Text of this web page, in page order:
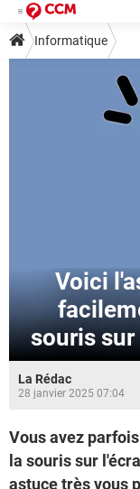
Informatique
Voici
souris
La Rédac
28 janvier 2025 07:04
Vous avez
la souris sur
astuce très vous